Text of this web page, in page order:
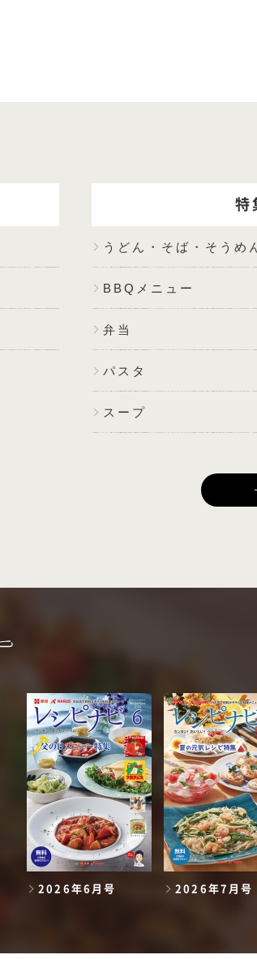
特
うどん・そば・そうめ
BBQメニュー
弁当
パスタ
スープ
2026年6月号 2026年7月号